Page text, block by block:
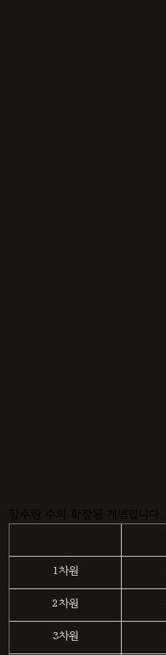
함수란 수의 확장된 개념입니다.
1차원
2차원
3차원